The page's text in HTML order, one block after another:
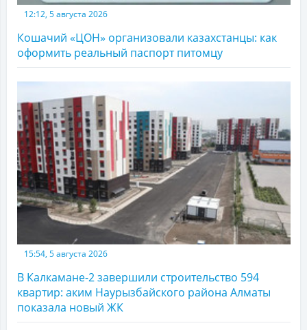
12:12, 5 августа 2026
Кошачий «ЦОН» организовали казахстанцы: как
оформить реальный паспорт питомцу
15:54, 5 августа 2026
В Калкамане-2 завершили строительство 594
квартир: аким Наурызбайского района Алматы
показала новый ЖК